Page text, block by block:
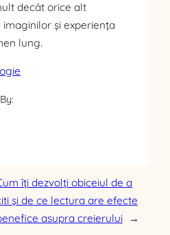
decât orice alt
și experiența
lung.
îți dezvolți obiceiul de a
și de ce lectura are efecte
asupra creierului
→